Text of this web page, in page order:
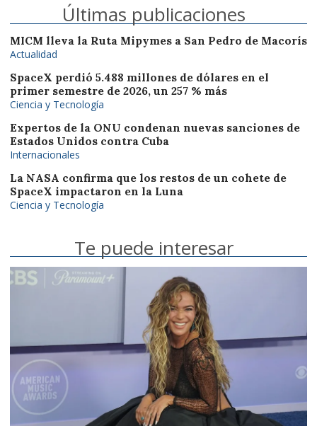
Últimas publicaciones
MICM lleva la Ruta Mipymes a San Pedro de Macorís
Actualidad
SpaceX perdió 5.488 millones de dólares en el
primer semestre de 2026, un 257 % más
Ciencia y Tecnología
Expertos de la ONU condenan nuevas sanciones de
Estados Unidos contra Cuba
Internacionales
La NASA confirma que los restos de un cohete de
SpaceX impactaron en la Luna
Ciencia y Tecnología
Te puede interesar